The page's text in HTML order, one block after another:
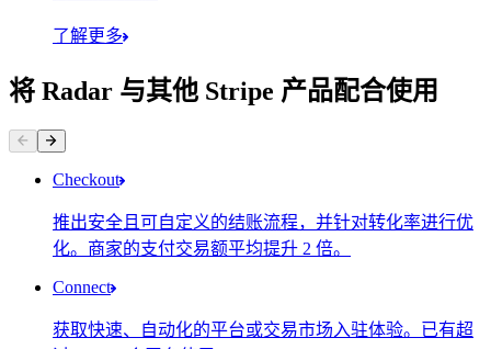
了解更多
将 Radar 与其他 Stripe 产品配合使用
支付方式
Checkout
推出安全且可自定义的结账流程，并针对转化率进行优
化。商家的支付交易额平均提升 2 倍。
Connect 子账户
Connect
获取快速、自动化的平台或交易市场入驻体验。已有超